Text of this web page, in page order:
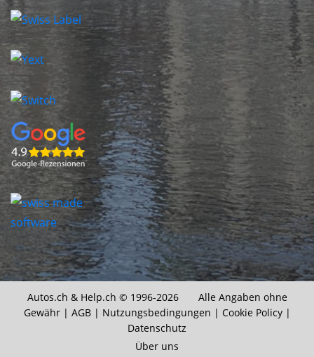
Autos.ch & Help.ch © 1996-2026 Alle Angaben ohne
Gewähr | AGB| Nutzungsbedingungen | Cookie Policy|
Datenschutz
Über uns